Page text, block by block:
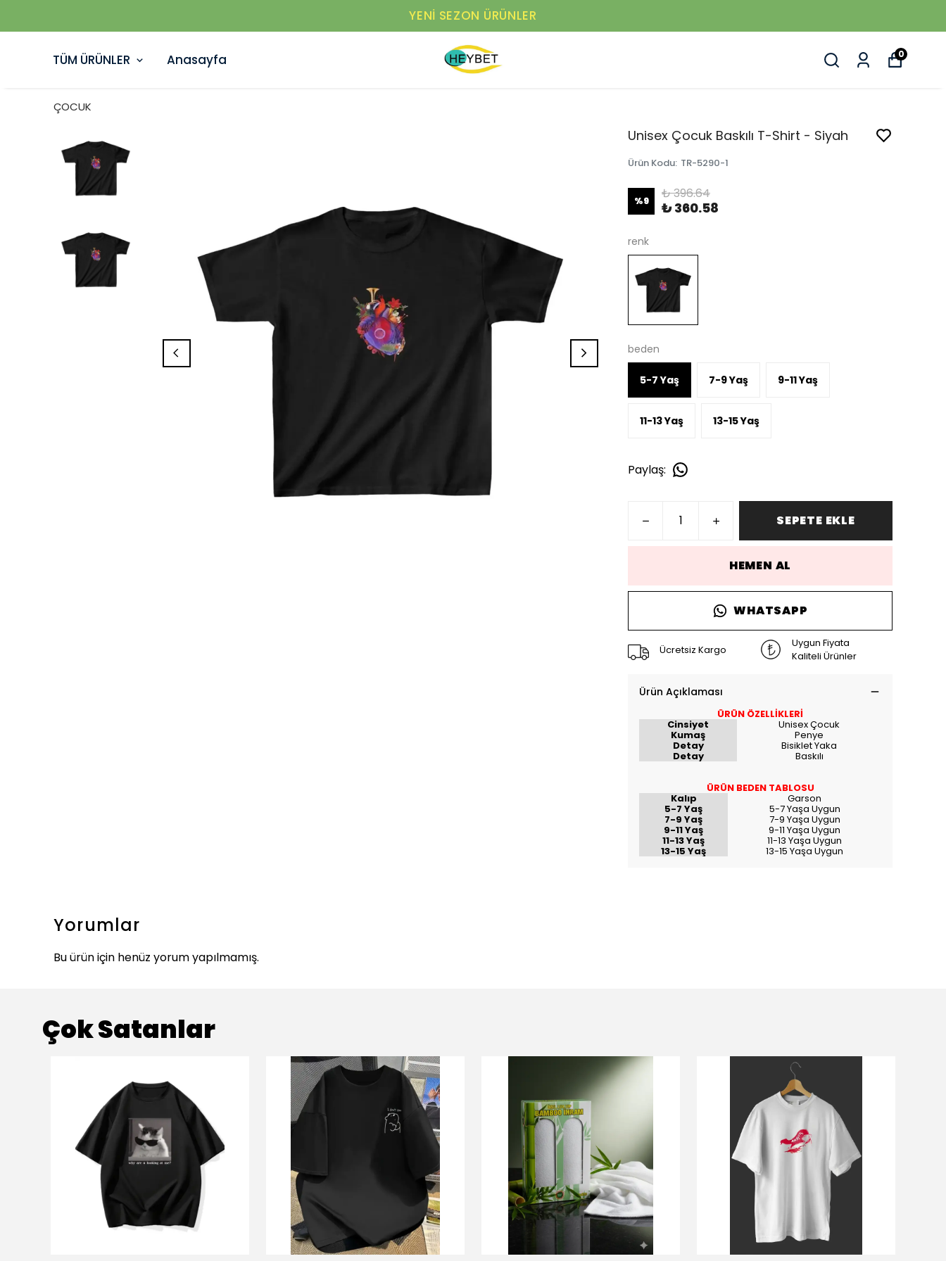
YENI SEZON ÜRÜNLER
TÜM ÜRÜNLER Anasayfa 0
ÇOCUK
Unisex Çocuk Baskılı T-Shirt - Siyah
Ürün Kodu: TR-5290-1
%9 ₺ 396.64
₺ 360.58
renk
beden
5-7 Yaş 7-9 Yaş 9-11 Yaş
11-13 Yaş 13-15 Yaş
Paylaş:
SEPETE EKLE
HEMEN AL
WHATSAPP
Ücretsiz Kargo
Uygun Fiyata
Kaliteli Ürünler
Ürün Açıklaması
ÜRÜN ÖZELLİKLERİ
Cinsiyet Unisex Çocuk
Kumaş Penye
Detay Bisiklet Yaka
Detay Baskılı
ÜRÜN BEDEN TABLOSU
Kalıp Garson
5-7 Yaş 5-7 Yaşa Uygun
7-9 Yaş 7-9 Yaşa Uygun
9-11 Yaş 9-11 Yaşa Uygun
11-13 Yaş 11-13 Yaşa Uygun
13-15 Yaş 13-15 Yaşa Uygun
Yorumlar
Bu ürün için henüz yorum yapılmamış.
Çok Satanlar